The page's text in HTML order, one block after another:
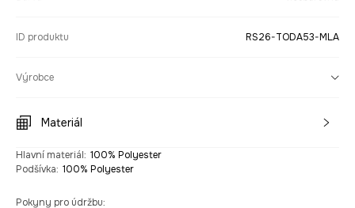
ID produktu RS26-TODA53-MLA
Výrobce
Materiál
Hlavní materiál: 100% Polyester
Podšívka: 100% Polyester
Pokyny pro údržbu: